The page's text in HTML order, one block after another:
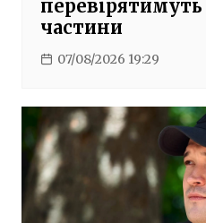
частини
07/08/2026 19:29